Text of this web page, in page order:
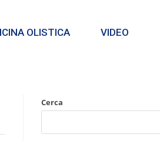
OLISTICA VIDEO
Cerca